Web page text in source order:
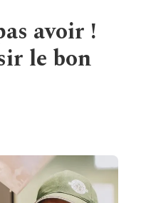
avoir !
le bon